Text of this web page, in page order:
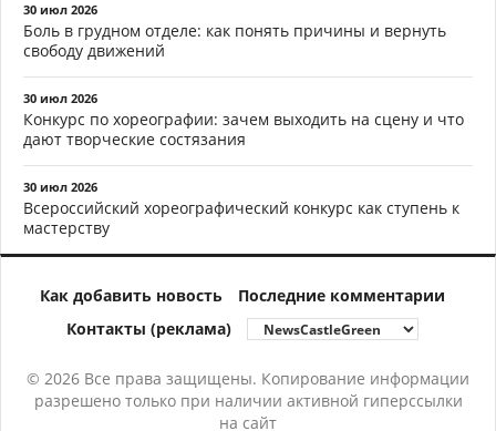
30 июл 2026
Боль в грудном отделе: как понять причины и вернуть
свободу движений
30 июл 2026
Конкурс по хореографии: зачем выходить на сцену и что
дают творческие состязания
30 июл 2026
Всероссийский хореографический конкурс как ступень к
мастерству
Как добавить новость
Последние комментарии
Контакты (реклама)
© 2026 Все права защищены. Копирование информации
разрешено только при наличии активной гиперссылки
на сайт